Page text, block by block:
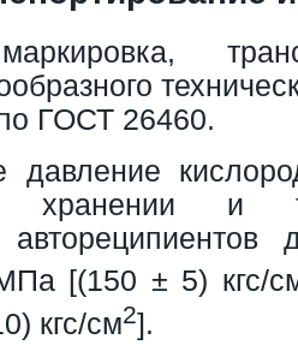
ГОСТ 26460.
давление
хранении и
[(150 ± 5) кгс/
кгс/см2].